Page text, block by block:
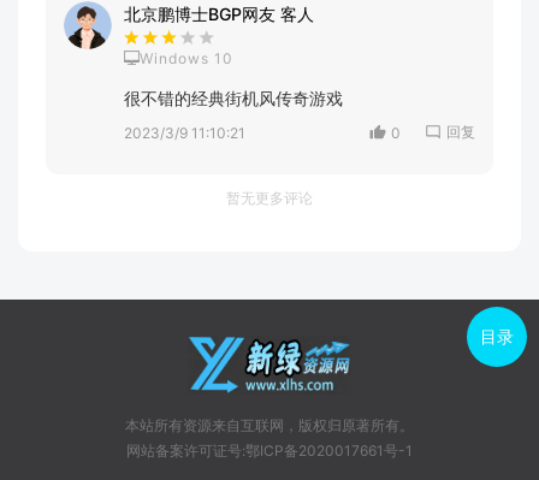
北京鹏博士BGP网友 客人
Windows 10
很不错的经典街机风传奇游戏
2023/3/9 11:10:21 0 回复
暂无更多评论
本站所有资源来自互联网，版权归原著所有。
网站备案许可证号:鄂ICP备2020017661号-1
目录